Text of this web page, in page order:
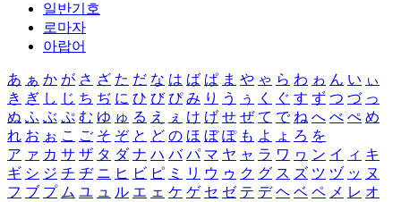
일반기호
로마자
아랍어
あ ぁ か が さ ざ た だ な は ば ぱ ま や ゃ ら わ ゎ ん い ぃ
き ぎ し じ ち ぢ に ひ び ぴ み り う ぅ く ぐ す ず つ づ っ
ぬ ふ ぶ ぷ む ゆ ゅ る え ぇ け げ せ ぜ て で ね へ べ ぺ め
れ お ぉ こ ご そ ぞ と ど の ほ ぼ ぽ も よ ょ ろ を
ア ァ カ サ ザ タ ダ ナ ハ バ パ マ ヤ ャ ラ ワ ヮ ン イ ィ キ
ギ シ ジ チ ヂ ニ ヒ ビ ピ ミ リ ウ ゥ ク グ ス ズ ツ ヅ ッ ヌ
フ ブ プ ム ユ ュ ル エ ェ ケ ゲ セ ゼ テ デ ヘ ベ ペ メ レ オ